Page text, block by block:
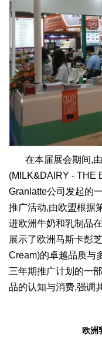
在本届展会期间,
(MILK&DAIRY - THE
Granlatte公司发起的
推广活动,由欧盟根据
进欧洲牛奶和乳制品
展示了欧洲马斯卡彭
Cream)的卓越品质与
三年期推广计划的一
品的认知与消费,强调
欧洲